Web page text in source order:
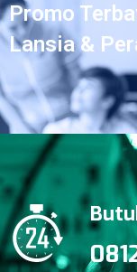
Promo
Lansia &